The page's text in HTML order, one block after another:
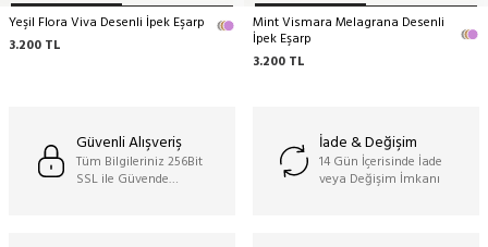
Yeşil Flora Viva Desenli İpek Eşarp
3.200 TL
Mint Vismara Melagrana Desenli
İpek Eşarp
3.200 TL
Güvenli Alışveriş
Tüm Bilgileriniz 256Bit
SSL ile Güvende…
İade & Değişim
14 Gün İçerisinde İade
veya Değişim İmkanı